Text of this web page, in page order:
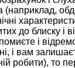
до блиску
і
і вам
робити), то